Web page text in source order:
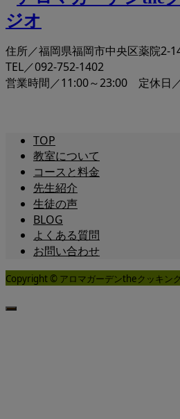
住所／福岡県福岡市中央区薬院
TEL／092-752-1402
営業時間／11:00～23:00 定休日
TOP
教室について
コースと料金
先生紹介
生徒の声
BLOG
よくある質問
お問い合わせ
Copyright © アロマガーデンtheクッキン